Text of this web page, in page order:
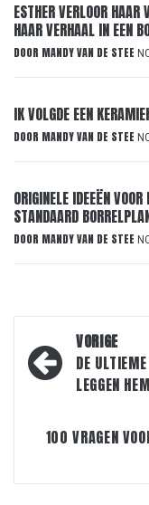
ESTHER VERLOOR
HAAR VERHAAL IN EEN
DOOR MANDY VAN DE STEE
IK VOLGDE EEN
DOOR MANDY VAN DE STEE
ORIGINELE IDEEËN
STANDAARD
DOOR MANDY VAN DE STEE
Bericht
navigatie
VORIGE
DE
LEGGEN
100 VRAGEN